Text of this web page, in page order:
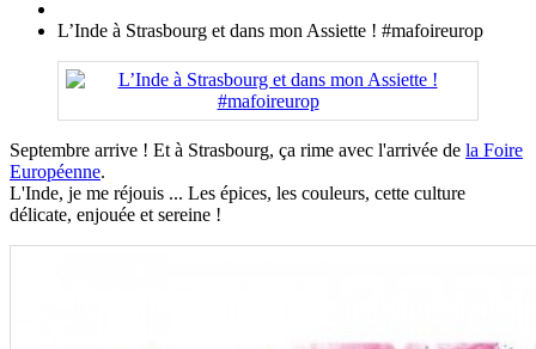
L’Inde à Strasbourg et dans mon Assiette ! #mafoireurop
Septembre arrive ! Et à Strasbourg, ça rime avec l'arrivée de la Foire
Européenne.
L'Inde, je me réjouis ... Les épices, les couleurs, cette culture
délicate, enjouée et sereine !